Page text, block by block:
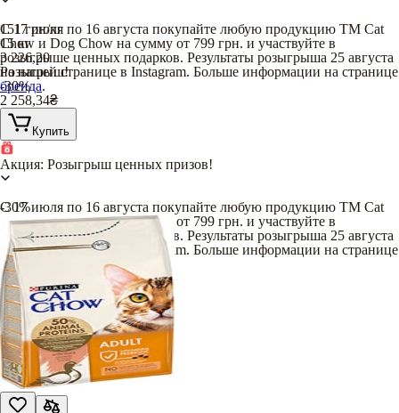
С 17 июля по 16 августа покупайте любую продукцию TM Cat
Chow и Dog Chow на сумму от 799 грн. и участвуйте в
розыгрыше ценных подарков. Результаты розыгрыша 25 августа
на нашей странице в Instagram. Больше информации на странице
бренда.
151грн/кг
15 кг
3 226,20
Розыгрыш!
-30%
2 258,34₴
Купить
Акция: Розыгрыш ценных призов!
С 17 июля по 16 августа покупайте любую продукцию TM Cat
Chow и Dog Chow на сумму от 799 грн. и участвуйте в
розыгрыше ценных подарков. Результаты розыгрыша 25 августа
на нашей странице в Instagram. Больше информации на странице
бренда
-30%